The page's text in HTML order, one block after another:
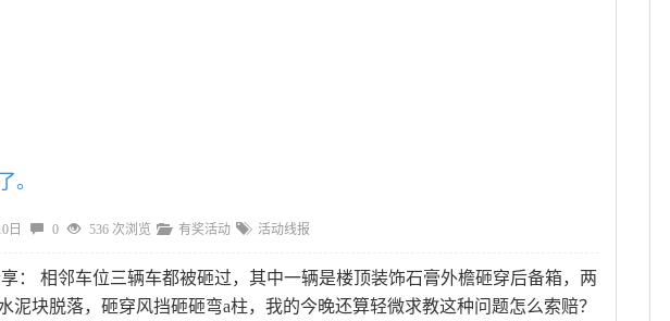
。
日 0 536 次浏览 有奖活动 活动线报
： 相邻车位三辆车都被砸过，其中一辆是楼顶装饰石膏外檐砸穿后备箱，两
泥块脱落，砸穿风挡砸砸弯a柱，我的今晚还算轻微求教这种问题怎么索赔？